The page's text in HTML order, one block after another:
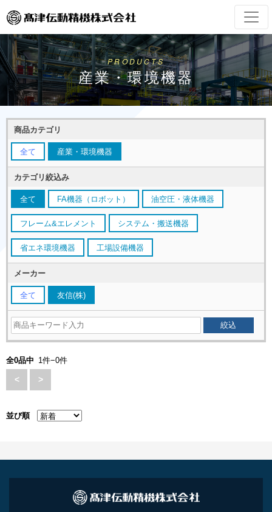
PRODUCTS
産業・環境機器
商品カテゴリ
全て 産業・環境機器
カテゴリ絞込み
全て FA機器（ロボット） 油空圧・液体機器
フレーム&エレメント システム・搬送機器
省エネ環境機器 工場設備機器
メーカー
全て 友信(株)
全0品中 1件−0件
< >
並び順